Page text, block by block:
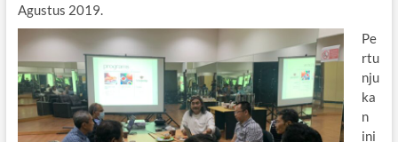
Agustus 2019.
Pe
rtu
nju
ka
n
ini